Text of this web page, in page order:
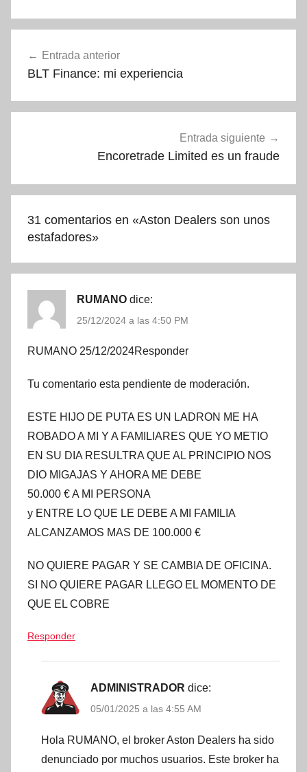
de
Entrada anterior
BLT Finance: mi experiencia
Entrada siguiente
Encoretrade Limited es un fraude
31 comentarios en «Aston Dealers son unos
estafadores»
RUMANO dice:
25/12/2024 a las 4:50 PM
RUMANO 25/12/2024Responder
Tu comentario esta pendiente de moderación.
ESTE HIJO DE PUTA ES UN LADRON ME HA
ROBADO A MI Y A FAMILIARES QUE YO METIO
EN SU DIA RESULTRA QUE AL PRINCIPIO NOS
DIO MIGAJAS Y AHORA ME DEBE
50.000 € A MI PERSONA
y ENTRE LO QUE LE DEBE A MI FAMILIA
ALCANZAMOS MAS DE 100.000 €
NO QUIERE PAGAR Y SE CAMBIA DE OFICINA.
SI NO QUIERE PAGAR LLEGO EL MOMENTO DE
QUE EL COBRE
Responder
ADMINISTRADOR dice:
05/01/2025 a las 4:55 AM
Hola RUMANO, el broker Aston Dealers ha sido
denunciado por muchos usuarios. Este broker ha